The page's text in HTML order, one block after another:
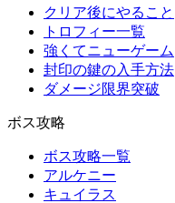
クリア後にやること
トロフィー一覧
強くてニューゲーム
封印の鍵の入手方法
ダメージ限界突破
ボス攻略
ボス攻略一覧
アルケニー
キュイラス